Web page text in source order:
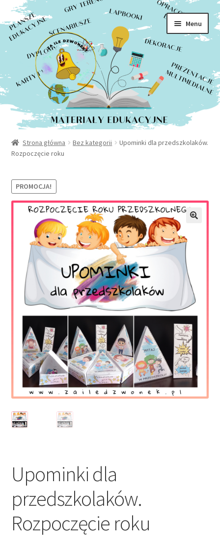
Przejdź
do
nawigacji
Przejdź
do
treści
Menu
Sklep
Rozwiń
menu
Moje konto
Kontakt
Strona główna Bez kategorii
Upominki dla przedszkolaków.
Rozpoczęcie roku
PROMOCJA!
Upominki dla
przedszkolaków.
Rozpoczęcie roku